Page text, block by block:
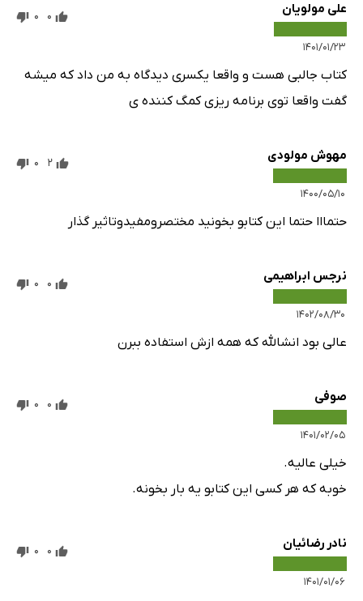
علی مولویان
۱۴۰۱/۰۱/۲۳
0
0
کتاب جالبی هست و واقعا یکسری دیدگاه به من داد که میشه
گفت واقعا توی برنامه ریزی کمگ کننده ی
مهوش مولودی
۱۴۰۰/۰۵/۱۰
2
0
حتمااا حتما این کتابو بخونید مختصرومفیدوتاثیر گذار
نرجس ابراهیمی
۱۴۰۲/۰۸/۳۰
0
0
عالی بود انشالله که همه ازش استفاده ببرن
صوفی
۱۴۰۱/۰۲/۰۵
0
0
خیلی عالیه.
خوبه که هر کسی این کتابو یه بار بخونه.
نادر رضائیان
۱۴۰۱/۰۱/۰۶
0
0